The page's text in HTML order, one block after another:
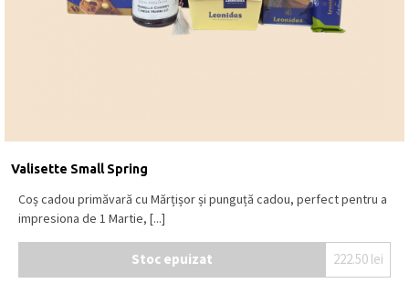
Valisette Small Spring
Coș cadou primăvară cu Mărțișor și punguță cadou, perfect pentru a
impresiona de 1 Martie, [...]
Stoc epuizat 222.50 lei